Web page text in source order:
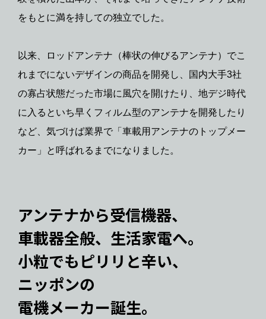
をもとに満を持しての独立でした。
以来、ロッドアンテナ（棒状の伸びるアンテナ）でこ
れまでにないデザインの商品を開発し、国内大手3社
の寡占状態だった市場に風穴を開けたり、地デジ時代
に入るといち早くフィルム型のアンテナを開発したり
など、気づけば業界で「車載用アンテナのトップメー
カー」と呼ばれるまでになりました。
アンテナから受信機器、
車載器全般、生活家電へ。
小粒でもピリリと辛い、
ニッポンの
電機メーカー誕生。